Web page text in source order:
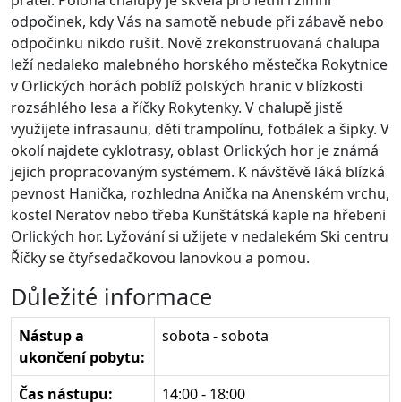
odpočinek, kdy Vás na samotě nebude při zábavě nebo
odpočinku nikdo rušit. Nově zrekonstruovaná chalupa
leží nedaleko malebného horského městečka Rokytnice
v Orlických horách poblíž polských hranic v blízkosti
rozsáhlého lesa a říčky Rokytenky. V chalupě jistě
využijete infrasaunu, děti trampolínu, fotbálek a šipky. V
okolí najdete cyklotrasy, oblast Orlických hor je známá
jejich propracovaným systémem. K návštěvě láká blízká
pevnost Hanička, rozhledna Anička na Anenském vrchu,
kostel Neratov nebo třeba Kunštátská kaple na hřebeni
Orlických hor. Lyžování si užijete v nedalekém Ski centru
Říčky se čtyřsedačkovou lanovkou a pomou.
Důležité informace
Nástup a
ukončení pobytu:
sobota - sobota
Čas nástupu:
14:00 - 18:00